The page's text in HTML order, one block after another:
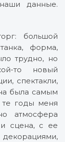
данные.
большой
форма,
трудно, но
то новый
спектакли,
была самым
годы меня
атмосфера
и сцена, с ее